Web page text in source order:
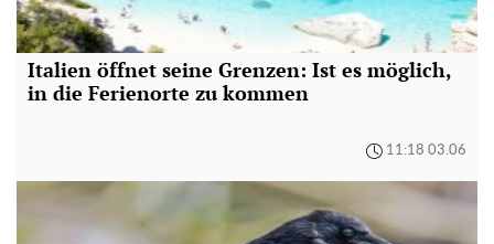
Italien öffnet seine Grenzen: Ist es möglich,
in die Ferienorte zu kommen
11:18 03.06